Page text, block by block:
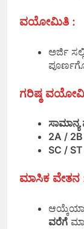
ವಯೋಮಿತಿ :
ಅರ್ಜಿ
ಗರಿಷ್ಠ
ಸಾಮಾನ್ಯ
2A /
SC /
ಮಾಸಿಕ ವೇತನ
ವರೆಗೆ